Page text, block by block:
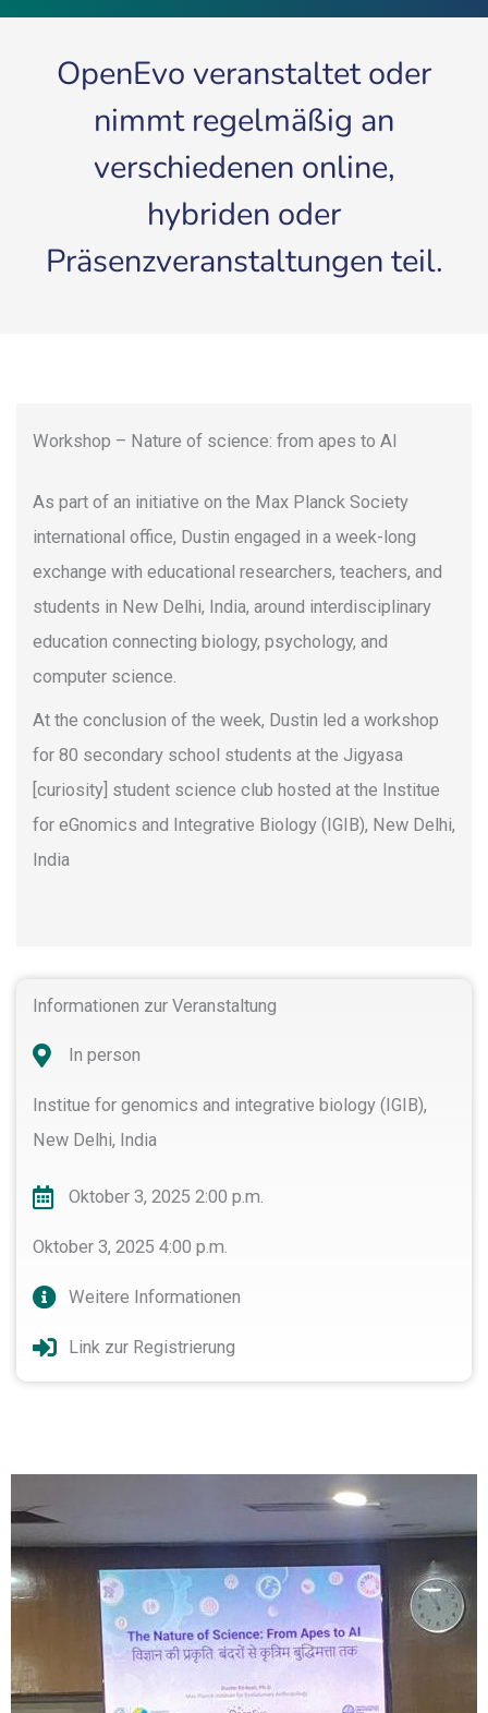
OpenEvo veranstaltet oder
nimmt regelmäßig an
verschiedenen online,
hybriden oder
Präsenzveranstaltungen teil.
Workshop – Nature of science: from apes to AI
As part of an initiative on the Max Planck Society
international office, Dustin engaged in a week-long
exchange with educational researchers, teachers, and
students in New Delhi, India, around interdisciplinary
education connecting biology, psychology, and
computer science.
At the conclusion of the week, Dustin led a workshop
for 80 secondary school students at the Jigyasa
[curiosity] student science club hosted at the Institue
for eGnomics and Integrative Biology (IGIB), New Delhi,
India
Informationen zur Veranstaltung
In person
Institue for genomics and integrative biology (IGIB),
New Delhi, India
Oktober 3, 2025 2:00 p.m.
Oktober 3, 2025 4:00 p.m.
Weitere Informationen
Link zur Registrierung